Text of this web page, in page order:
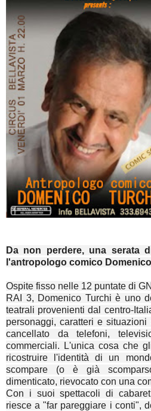
Da non perdere, una serata
l'antropologo comico
Ospite fisso nelle 12 puntate di
RAI 3, Domenico Turchi è uno
teatrali provenienti dal centro-
personaggi, caratteri e
cancellato da telefoni,
commerciali. L'unica cosa che
ricostruire l'identità di un
scompare (o è già
dimenticato, rievocato con una
Con i suoi spettacoli di
riesce a "far pareggiare i conti",